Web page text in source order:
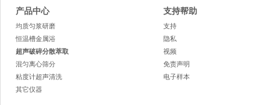
产品中心
均质匀浆研磨
恒温槽金属浴
超声破碎分散萃取
混匀离心筛分
粘度计超声清洗
其它仪器
支持帮助
支持
隐私
视频
免责声明
电子样本